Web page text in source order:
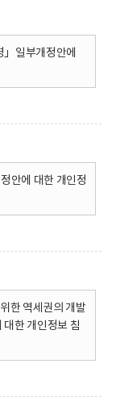
」일부개정안에
안에 대한 개인정
한 역세권의 개발
한 개인정보 침